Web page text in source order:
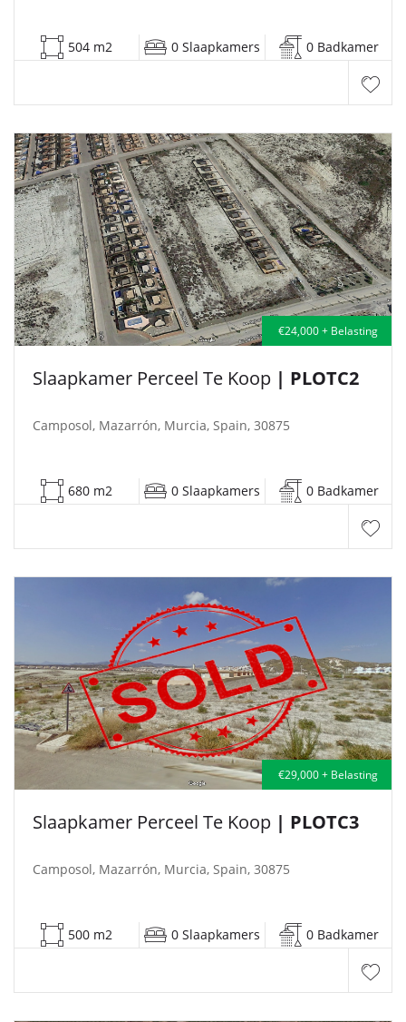
504 m2 0 Slaapkamers 0 Badkamer
€24,000 + Belasting
Slaapkamer Perceel Te Koop | PLOTC2
Camposol, Mazarrón, Murcia, Spain, 30875
680 m2 0 Slaapkamers 0 Badkamer
€29,000 + Belasting
Slaapkamer Perceel Te Koop | PLOTC3
Camposol, Mazarrón, Murcia, Spain, 30875
500 m2 0 Slaapkamers 0 Badkamer